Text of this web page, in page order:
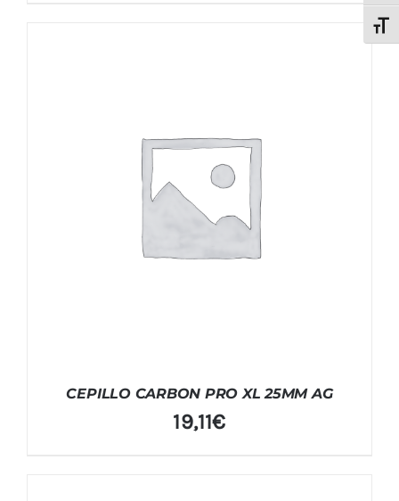
CEPILLO CARBON PRO XL 25MM AG
19,11€